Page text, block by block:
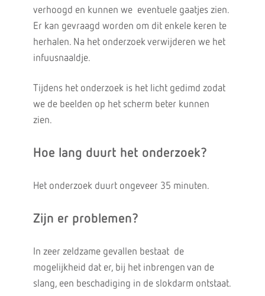
verhoogd en kunnen we eventuele gaatjes zien.
Er kan gevraagd worden om dit enkele keren te
herhalen. Na het onderzoek verwijderen we het
infuusnaaldje.
Tijdens het onderzoek is het licht gedimd zodat
we de beelden op het scherm beter kunnen
zien.
Hoe lang duurt het onderzoek?
Het onderzoek duurt ongeveer 35 minuten.
Zijn er problemen?
In zeer zeldzame gevallen bestaat de
mogelijkheid dat er, bij het inbrengen van de
slang, een beschadiging in de slokdarm ontstaat.